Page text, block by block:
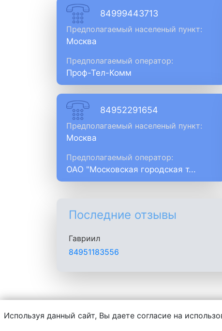
84999443713
Предполагаемый населеный пункт:
Москва
Предполагаемый оператор:
Проф-Тел-Комм
84952291654
Предполагаемый населеный пункт:
Москва
Предполагаемый оператор:
ОАО "Московская городская т...
Последние отзывы
Гавриил
84951183556
Администрация сайта не несет
Используя данный сайт, Вы даете согласие на